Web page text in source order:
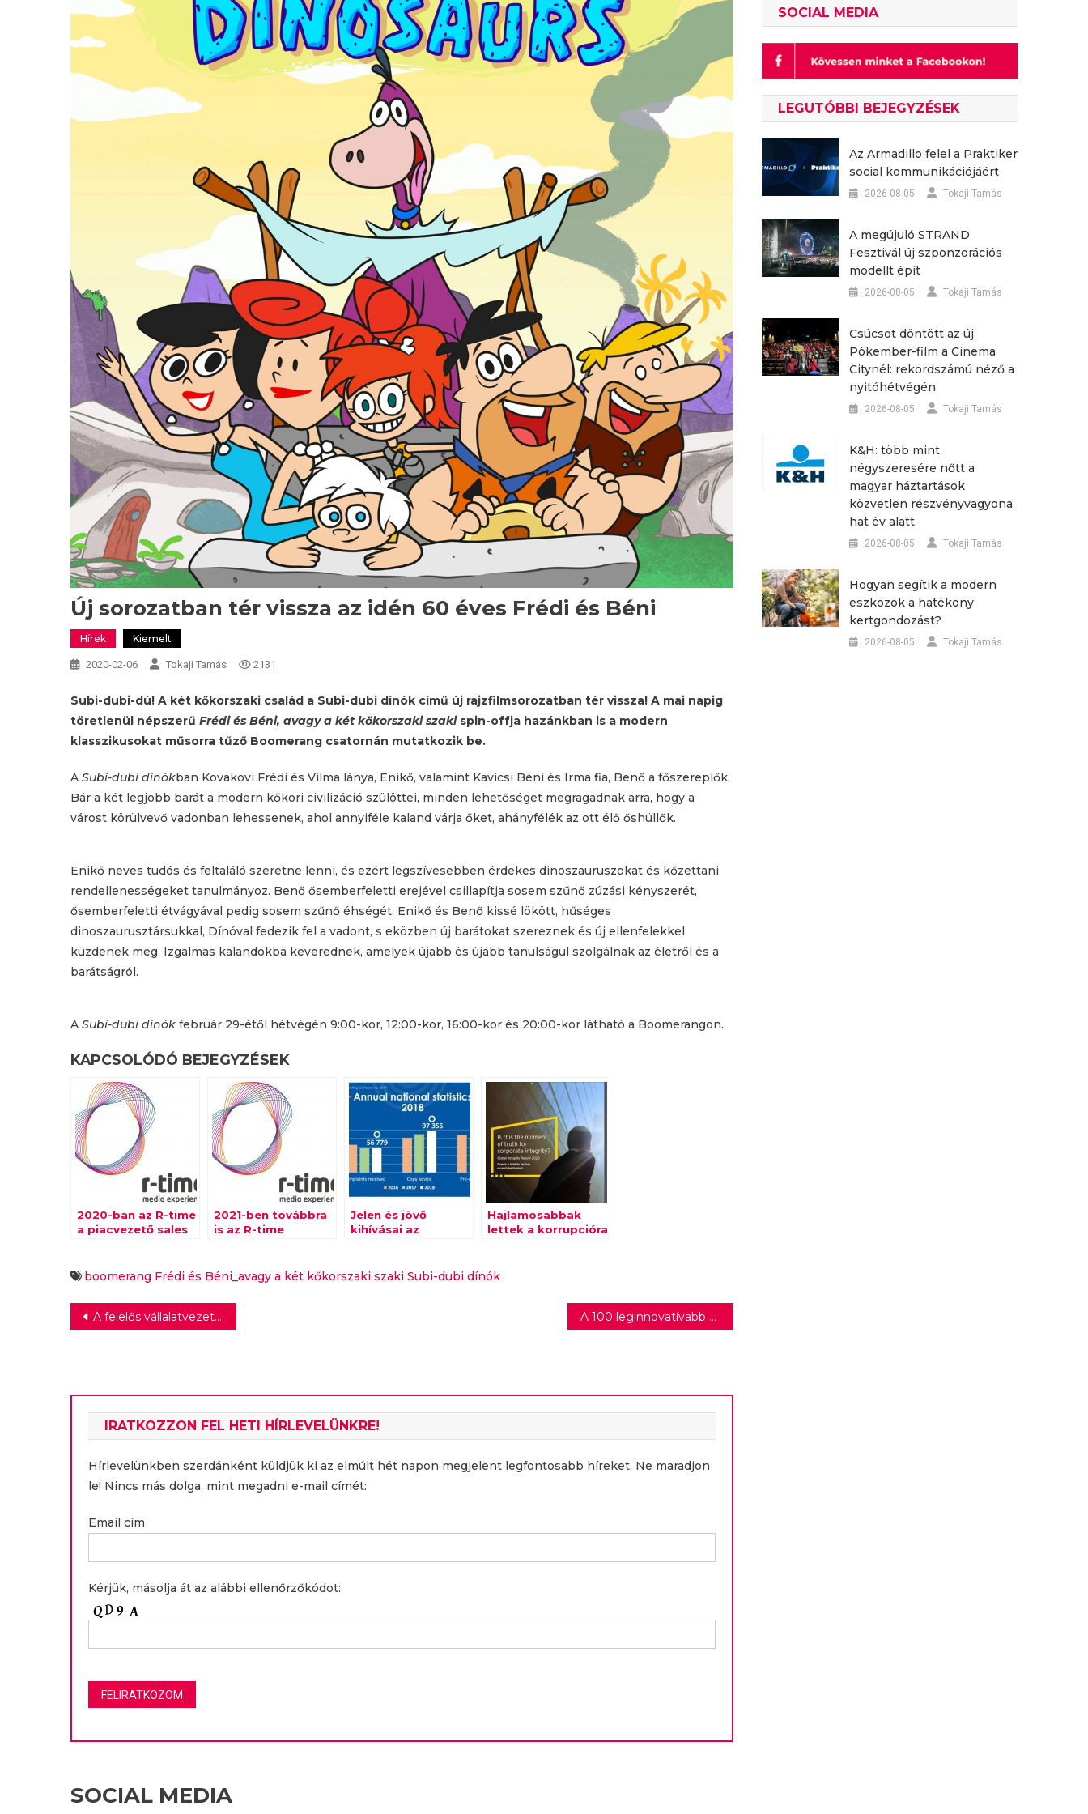
Új sorozatban tér vissza az idén 60 éves Frédi és Béni
Hírek Kiemelt
2020-02-06 Tokaji Tamás 2131
Subi-dubi-dú! A két kőkorszaki család a Subi-dubi dínók című új rajzfilmsorozatban tér vissza! A mai napig
töretlenül népszerű Frédi és Béni, avagy a két kőkorszaki szakispin-offja hazánkban is a modern
klasszikusokat műsorra tűző Boomerang csatornán mutatkozik be.
A Subi-dubi dínókban Kovakövi Frédi és Vilma lánya, Enikő, valamint Kavicsi Béni és Irma fia, Benő a főszereplők.
Bár a két legjobb barát a modern kőkori civilizáció szülöttei, minden lehetőséget megragadnak arra, hogy a
várost körülvevő vadonban lehessenek, ahol annyiféle kaland várja őket, ahányfélék az ott élő őshüllők.
Enikő neves tudós és feltaláló szeretne lenni, és ezért legszívesebben érdekes dinoszauruszokat és kőzettani
rendellenességeket tanulmányoz. Benő ősemberfeletti erejével csillapítja sosem szűnő zúzási kényszerét,
ősemberfeletti étvágyával pedig sosem szűnő éhségét. Enikő és Benő kissé lökött, hűséges
dinoszaurusztársukkal, Dínóval fedezik fel a vadont, s eközben új barátokat szereznek és új ellenfelekkel
küzdenek meg. Izgalmas kalandokba keverednek, amelyek újabb és újabb tanulságul szolgálnak az életről és a
barátságról.
A Subi-dubi dínók február 29-étől hétvégén 9:00-kor, 12:00-kor, 16:00-kor és 20:00-kor látható a Boomerangon.
KAPCSOLÓDÓ BEJEGYZÉSEK
2020-ban az R-time
a piacvezető sales
2021-ben továbbra
is az R-time
csatornáit
Jelen és jövő
kihívásai az
Hajlamosabbak
lettek a korrupcióra
veszélyhelyzet óta
boomerang Frédi és Béni_avagy a két kőkorszaki szaki Subi-dubi dínók
Bejegyzés
A felelős vállalatvezetés 5 eleme – A Világgazdasági Fórum és az Accenture közös tanulmánya­ A 100 leginnovatívabb kezdeményezés közé választották a K&H pénzügyi edukációs programját
IRATKOZZON FEL HETI HÍRLEVELÜNKRE!
Hírlevelünkben szerdánként küldjük ki az elmúlt hét napon megjelent legfontosabb híreket. Ne maradjon
le! Nincs más dolga, mint megadni e-mail címét:
Email cím
Kérjük, másolja át az alábbi ellenőrzőkódot:
SOCIAL MEDIA
SOCIAL MEDIA
LEGUTÓBBI BEJEGYZÉSEK
Az Armadillo felel a Praktiker
social kommunikációjáért
2026-08-05 Tokaji Tamás
A megújuló STRAND
Fesztivál új szponzorációs
modellt épít
2026-08-05 Tokaji Tamás
Csúcsot döntött az új
Pókember-film a Cinema
Citynél: rekordszámú néző a
nyitóhétvégén
2026-08-05 Tokaji Tamás
K&H: több mint
négyszeresére nőtt a
magyar háztartások
közvetlen részvényvagyona
hat év alatt
2026-08-05 Tokaji Tamás
Hogyan segítik a modern
eszközök a hatékony
kertgondozást?
2026-08-05 Tokaji Tamás